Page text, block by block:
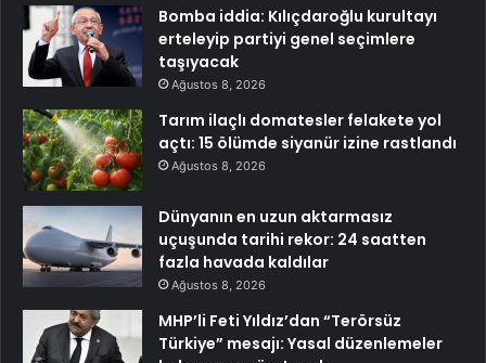
Bomba iddia: Kılıçdaroğlu kurultayı
erteleyip partiyi genel seçimlere
taşıyacak
Ağustos 8, 2026
Tarım ilaçlı domatesler felakete yol
açtı: 15 ölümde siyanür izine rastlandı
Ağustos 8, 2026
Dünyanın en uzun aktarmasız
uçuşunda tarihi rekor: 24 saatten
fazla havada kaldılar
Ağustos 8, 2026
MHP’li Feti Yıldız’dan “Terörsüz
Türkiye” mesajı: Yasal düzenlemeler